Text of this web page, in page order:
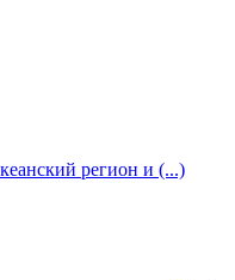
регион и (...)